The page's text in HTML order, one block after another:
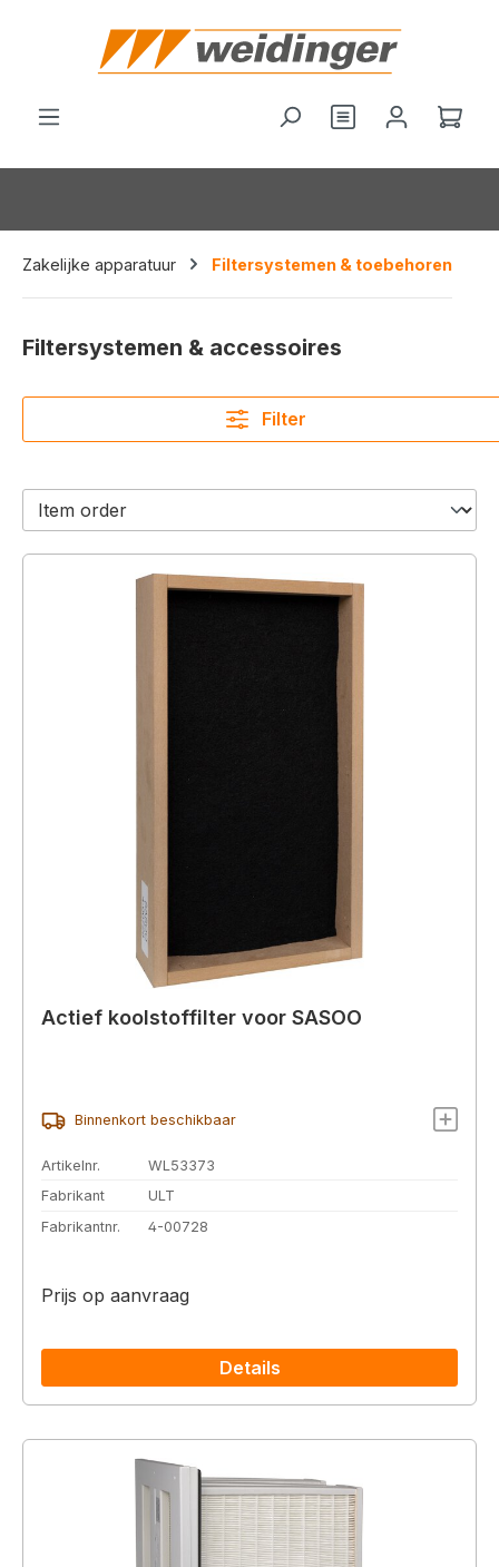
Je hebt 0 items
Zakelijke apparatuur Filtersystemen & toebehoren
Filtersystemen & accessoires
Filter
Actief koolstoffilter voor SASOO
Binnenkort beschikbaar
Artikelnr.
WL53373
Fabrikant
ULT
Fabrikantnr.
4-00728
Prijs op aanvraag
Details